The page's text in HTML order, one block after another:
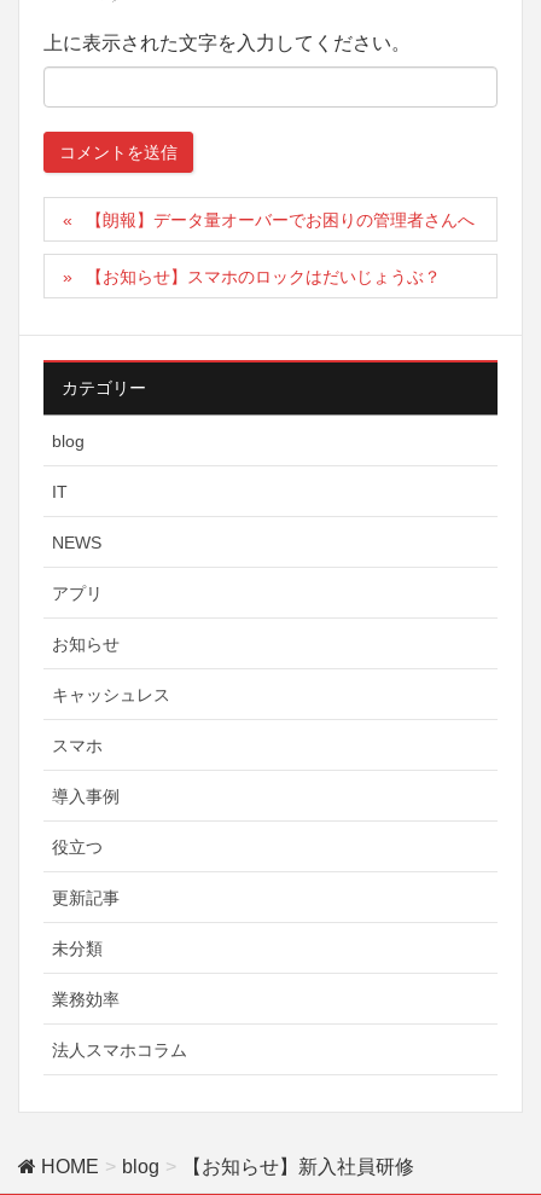
上に表示された文字を入力してください。
【朗報】データ量オーバーでお困りの管理者さんへ
【お知らせ】スマホのロックはだいじょうぶ？
カテゴリー
blog
IT
NEWS
アプリ
お知らせ
キャッシュレス
スマホ
導入事例
役立つ
更新記事
未分類
業務効率
法人スマホコラム
HOME blog 【お知らせ】新入社員研修